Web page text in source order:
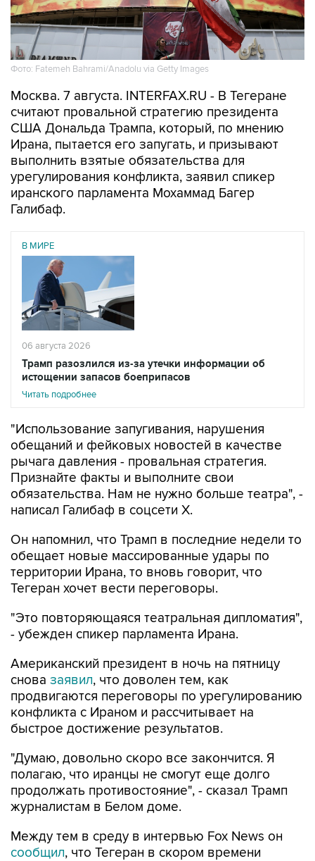
Фото: Fatemeh Bahrami/Anadolu via Getty Images
Москва. 7 августа. INTERFAX.RU - В Тегеране
США Дональда Трампа, который, по мнению
Ирана, пытается его запугать, и призывают
выполнить взятые обязательства для
урегулирования конфликта, заявил спикер
иранского парламента Мохаммад Багер
Галибаф.
В МИРЕ
06 августа 2026
Трамп разозлился из-за утечки информации об
истощении запасов боеприпасов
Читать подробнее
"Использование запугивания, нарушения
рычага давления - провальная стратегия.
Признайте факты и выполните свои
обязательства. Нам не нужно больше театра", -
написал Галибаф в соцсети X.
Он напомнил, что Трамп в последние недели то
территории Ирана, то вновь говорит, что
Тегеран хочет вести переговоры.
"Это повторяющаяся театральная дипломатия",
Американский президент в ночь на пятницу
продвигаются переговоры по урегулированию
конфликта с Ираном и рассчитывает на
быстрое достижение результатов.
"Думаю, довольно скоро все закончится. Я
продолжать противостояние", - сказал Трамп
журналистам в Белом доме.
Между тем в среду в интервью Fox News он
откроет Ормузский пролив, иначе
американские военные нанесут по Ирану